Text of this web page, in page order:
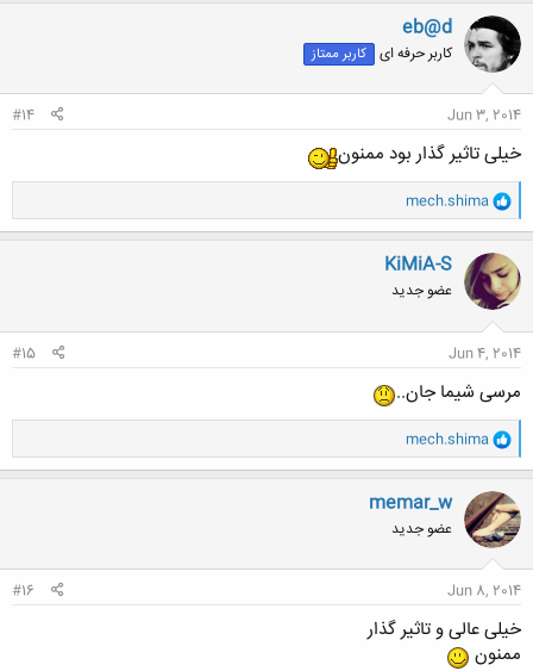
eb@d
کاربر حرفه ای کاربر ممتاز
Jun 3, 2014
#14
خیلی تاثیر گذار بود ممنون
و
ا
ک
ن
ش
ه
ا
mech.shima
KiMiA-S
عضو جدید
Jun 4, 2014
#15
مرسی شیما جان..
و
ا
ک
ن
ش
ه
ا
mech.shima
memar_w
عضو جدید
Jun 8, 2014
#16
خیلی عالی و تاثیر گذار
ممنون